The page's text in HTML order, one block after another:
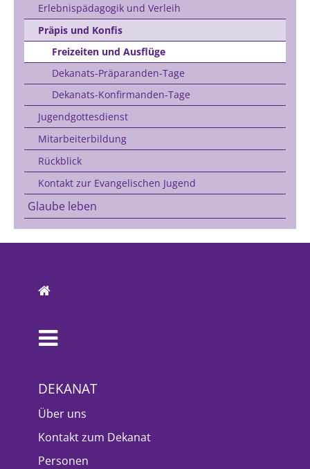
Erlebnispädagogik und Verleih
Präpis und Konfis
Freizeiten und Ausflüge
Dekanats-Präparanden-Tage
Dekanats-Konfirmanden-Tage
Jugendgottesdienst
Mitarbeiterbildung
Rückblick
Kontakt zur Evangelischen Jugend
Glaube leben
DEKANAT
Über uns
Kontakt zum Dekanat
Personen